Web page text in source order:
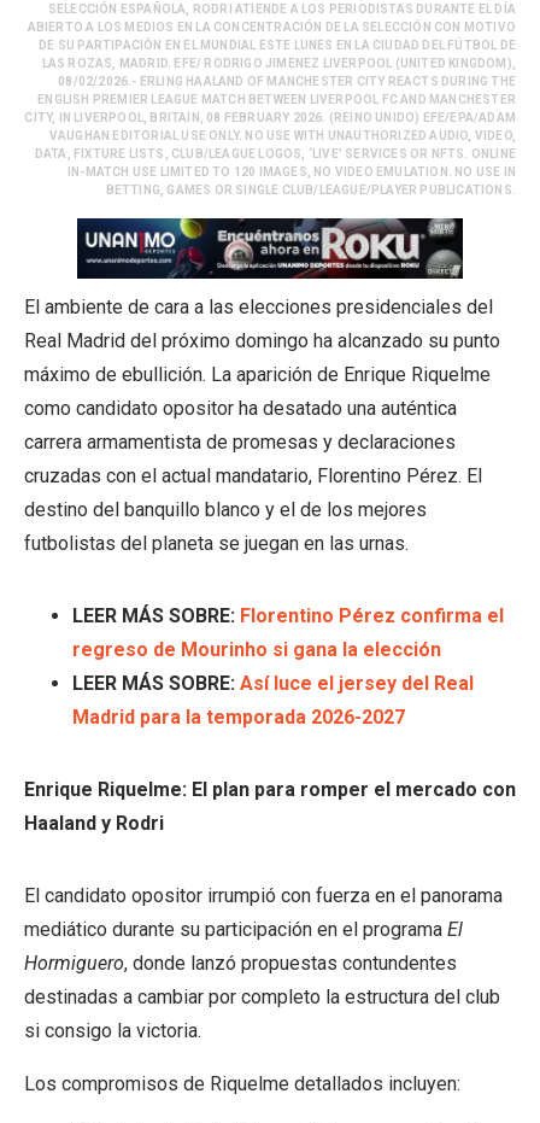
SELECCIÓN ESPAÑOLA, RODRI ATIENDE A LOS PERIODISTAS DURANTE EL DÍA
ABIERTO A LOS MEDIOS EN LA CONCENTRACIÓN DE LA SELECCIÓN CON MOTIVO
DE SU PARTIPACIÓN EN EL MUNDIAL ESTE LUNES EN LA CIUDAD DEL FÚTBOL DE
LAS ROZAS, MADRID. EFE/ RODRIGO JIMENEZ LIVERPOOL (UNITED KINGDOM),
08/02/2026.- ERLING HAALAND OF MANCHESTER CITY REACTS DURING THE
ENGLISH PREMIER LEAGUE MATCH BETWEEN LIVERPOOL FC AND MANCHESTER
CITY, IN LIVERPOOL, BRITAIN, 08 FEBRUARY 2026. (REINO UNIDO) EFE/EPA/ADAM
VAUGHAN EDITORIAL USE ONLY. NO USE WITH UNAUTHORIZED AUDIO, VIDEO,
DATA, FIXTURE LISTS, CLUB/LEAGUE LOGOS, ‘LIVE’ SERVICES OR NFTS. ONLINE
IN-MATCH USE LIMITED TO 120 IMAGES, NO VIDEO EMULATION. NO USE IN
BETTING, GAMES OR SINGLE CLUB/LEAGUE/PLAYER PUBLICATIONS.
El ambiente de cara a las elecciones presidenciales del
Real Madrid del próximo domingo ha alcanzado su punto
máximo de ebullición. La aparición de Enrique Riquelme
como candidato opositor ha desatado una auténtica
carrera armamentista de promesas y declaraciones
cruzadas con el actual mandatario, Florentino Pérez. El
destino del banquillo blanco y el de los mejores
futbolistas del planeta se juegan en las urnas.
LEER MÁS SOBRE: Florentino Pérez confirma el
regreso de Mourinho si gana la elección
LEER MÁS SOBRE: Así luce el jersey del Real
Madrid para la temporada 2026-2027
Enrique Riquelme: El plan para romper el mercado con
Haaland y Rodri
El candidato opositor irrumpió con fuerza en el panorama
mediático durante su participación en el programa El
Hormiguero, donde lanzó propuestas contundentes
destinadas a cambiar por completo la estructura del club
si consigo la victoria.
Los compromisos de Riquelme detallados incluyen: